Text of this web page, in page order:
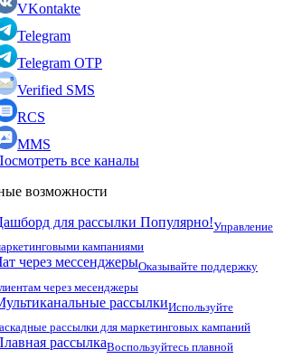
VKontakte
Telegram
Telegram OTP
Verified SMS
RCS
MMS
все каналы
возможности
для рассылки Популярно!Управление
кампаниями
через мессенджерыОказывайте поддержку
через месенджеры
рассылкиИспользуйте
рассылки для маркетинговых кампаний
рассылкаВоспользуйтесь плавной